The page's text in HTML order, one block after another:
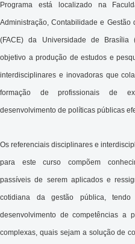
Programa está localizado na
Administração, Contabilidade e Gestão
(FACE) da Universidade de Brasília
objetivo a produção de estudos e
interdisciplinares e inovadoras que
formação de profissionais de
desenvolvimento de políticas públicas
Os referenciais disciplinares e
para este curso compõem
passíveis de serem aplicados e
cotidiana da gestão pública,
desenvolvimento de competências a
complexas, quais sejam a solução de